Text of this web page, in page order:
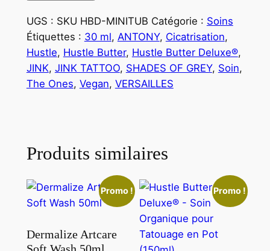
Butter
Deluxe®
–
Soin
Organique
Pot
Ones"
(30ml)
UGS : SKU HBD-MINITUB Catégorie : Soins
Étiquettes : 30 ml, ANTONY, Cicatrisation,
Hustle, Hustle Butter, Hustle Butter Deluxe®,
JINK, JINK TATTOO, SHADES OF GREY, Soin,
The Ones, Vegan, VERSAILLES
Produits similaires
Promo !
Dermalize Artcare
Promo !